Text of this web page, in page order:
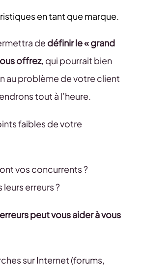
en tant que marque.
de définir le « grand
offrez, qui pourrait bien
au problème de votre client
tout à l’heure.
faibles de votre
vos concurrents ?
erreurs ?
peut vous aider à vous
sur Internet (forums,